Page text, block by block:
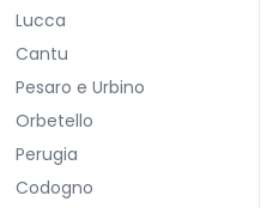
Lucca
Cantu
Pesaro e Urbino
Orbetello
Perugia
Codogno